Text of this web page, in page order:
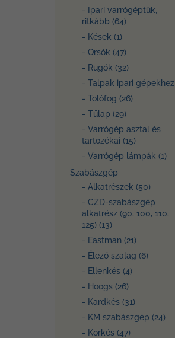
- Ipari varrógéptűk,
ritkább (64)
- Kések (1)
- Orsók (47)
- Rugók (32)
- Talpak ipari gépekhez
- Tolófog (26)
- Tűlap (29)
- Varrógép asztal és
tartozékai (15)
- Varrógép lámpák (1)
Szabászgép
- Alkatrészek (50)
- CZD-szabászgép
alkatrész (90, 100, 110,
125) (13)
- Eastman (21)
- Élező szalag (6)
- Ellenkés (4)
- Hoogs (26)
- Kardkés (31)
- KM szabászgép (24)
- Körkés (47)